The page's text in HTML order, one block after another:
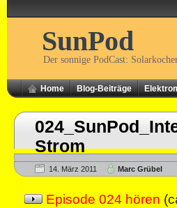
SunPod
Der sonnige PodCast:
Home Blog-Beiträge
Strom
14. März 2011 Marc Grübel
Episode 024 hören